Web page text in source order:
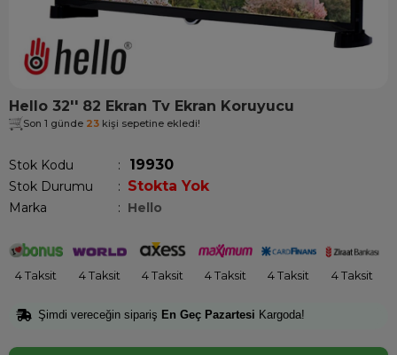
Hello 32'' 82 Ekran Tv Ekran Koruyucu
Son 1 günde 23 kişi sepetine ekledi!
Stok Kodu 19930
Stok Durumu : Stokta Yok
Marka : Hello
4 Taksit 4 Taksit 4 Taksit 4 Taksit 4 Taksit 4 Taksit
Şimdi vereceğin sipariş En Geç Pazartesi Kargoda!